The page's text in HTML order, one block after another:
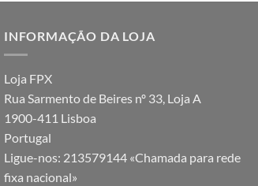
INFORMAÇÃO DA LOJA
Loja FPX
Rua Sarmento de Beires nº 33, Loja A
1900-411 Lisboa
Portugal
Ligue-nos: 213579144 «Chamada para rede
fixa nacional»